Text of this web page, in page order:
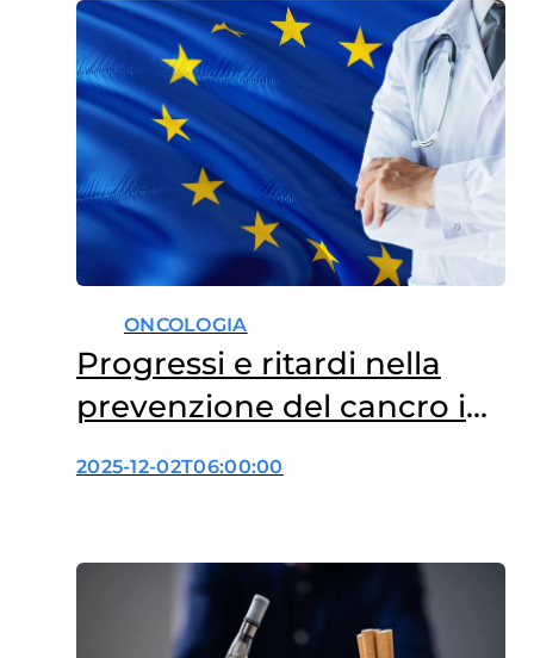
ONCOLOGIA
Progressi e ritardi nella
prevenzione del cancro in
UE
2025-12-02T06:00:00